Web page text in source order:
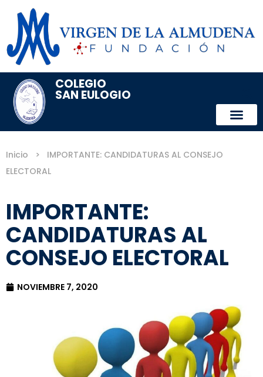
COLEGIO
SAN EULOGIO
Inicio >
IMPORTANTE: CANDIDATURAS AL CONSEJO
ELECTORAL
IMPORTANTE:
CANDIDATURAS AL
CONSEJO ELECTORAL
NOVIEMBRE 7, 2020